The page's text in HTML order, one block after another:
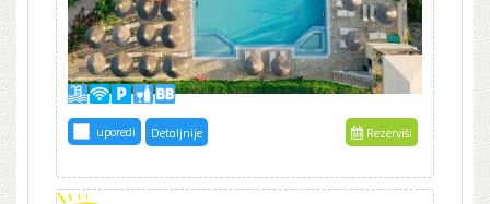
uporedi Detaljnije Rezerviši